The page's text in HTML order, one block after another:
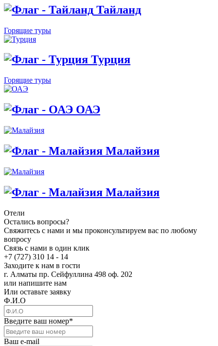
Тайланд
Горящие туры
Турция
Горящие туры
ОАЭ
Малайзия
Малайзия
Отели
Остались вопросы?
Свяжитесь с нами и мы проконсультируем вас по любому
вопросу
Связь с нами в один клик
+7 (727) 310 14 - 14
Заходите к нам в гости
г. Алматы пр. Сейфуллина 498 оф. 202
или напишите нам
Или оставьте заявку
Ф.И.О
Введите ваш номер*
Ваш e-mail